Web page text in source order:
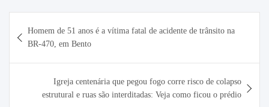
de
Post
Homem de 51 anos é a vítima fatal de acidente de trânsito na
BR-470, em Bento
Igreja centenária que pegou fogo corre risco de colapso
estrutural e ruas são interditadas: Veja como ficou o prédio